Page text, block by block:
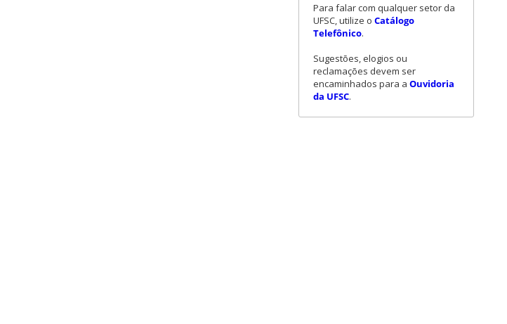
Para falar com qualquer setor da
UFSC, utilize o Catálogo
Telefônico.
Sugestões, elogios ou
reclamações devem ser
encaminhados para a Ouvidoria
da UFSC.